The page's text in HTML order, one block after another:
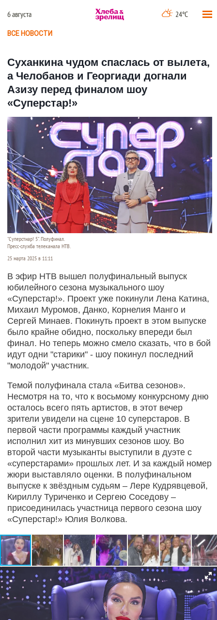
6 августа 24°C
ВСЕ НОВОСТИ
Суханкина чудом спаслась от вылета,
а Челобанов и Георгиади догнали
Азизу перед финалом шоу
«Суперстар!»
"Суперстиар! 5". Полуфинал.
Пресс-служба телеканала НТВ.
25 марта 2025 в 11:11
В эфир НТВ вышел полуфинальный выпуск
юбилейного сезона музыкального шоу
«Суперстар!». Проект уже покинули Лена Катина,
Михаил Муромов, Данко, Корнелия Манго и
Сергей Минаев. Покинуть проект в этом выпуске
было крайне обидно, поскольку впереди был
финал. Но теперь можно смело сказать, что в бой
идут одни "старики" - шоу покинул последний
"молодой" участник.
Темой полуфинала стала «Битва сезонов».
Несмотря на то, что к восьмому конкурсному дню
осталось всего пять артистов, в этот вечер
зрители увидели на сцене 10 суперстаров. В
первой части программы каждый участник
исполнил хит из минувших сезонов шоу. Во
второй части музыканты выступили в дуэте с
«суперстарами» прошлых лет. И за каждый номер
жюри выставляло оценки. В полуфинальном
выпуске к звёздным судьям – Лере Кудрявцевой,
Кириллу Туриченко и Сергею Соседову –
присоединилась участница первого сезона шоу
«Суперстар!» Юлия Волкова.